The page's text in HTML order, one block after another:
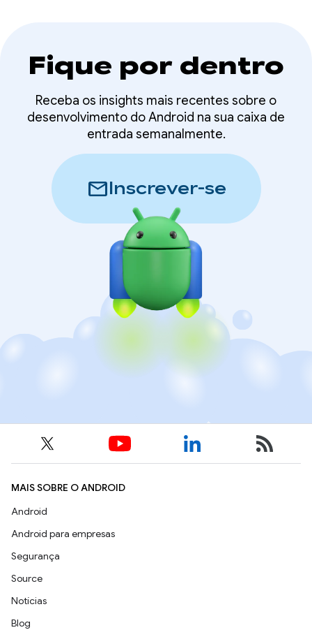
Fique por dentro
Receba os insights mais recentes sobre o
desenvolvimento do Android na sua caixa de
entrada semanalmente.
mailInscrever-se
MAIS SOBRE O ANDROID
Android
Android para empresas
Segurança
Source
Notícias
Blog